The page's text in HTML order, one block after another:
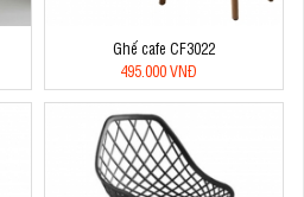
Ghế cafe CF3022
495.000 VNĐ